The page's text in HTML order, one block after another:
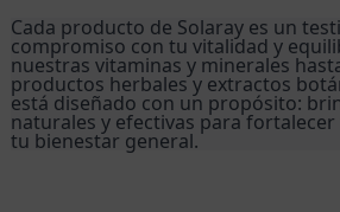
Cada producto de Solaray es un
compromiso con tu vitalidad y
nuestras vitaminas y minerales
productos herbales y extractos
está diseñado con un propósito:
naturales y efectivas para
tu bienestar general.